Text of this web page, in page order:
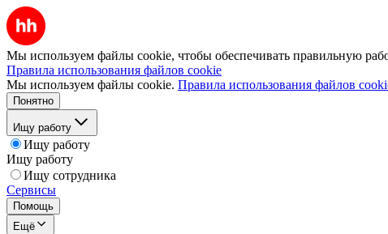
Мы используем файлы cookie, чтобы обеспечивать правильную
Правила использования файлов cookie
Мы используем файлы cookie. Правила использования файлов
Понятно
Ищу работу
Ищу работу
Ищу работу
Ищу сотрудника
Сервисы
Помощь
Ещё